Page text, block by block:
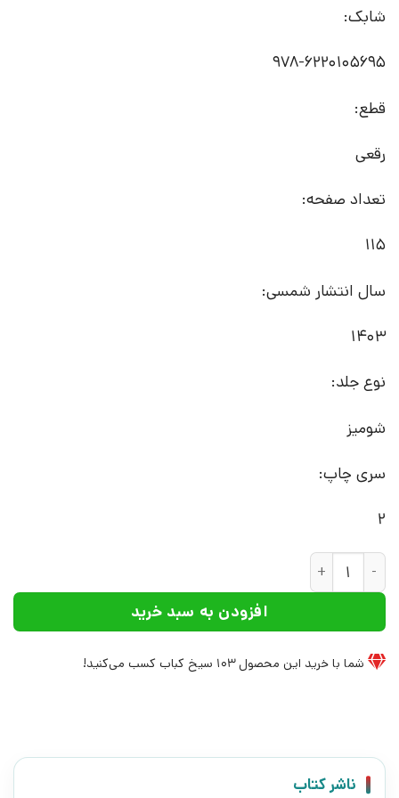
شابک:
978-6220105695
قطع:
رقعی
تعداد صفحه:
115
سال انتشار شمسی:
1403
نوع جلد:
شومیز
سری چاپ:
2
کتاب مرثیه برای پدرم | انتشارات نشر چشمه عدد
افزودن به سبد خرید
شما با خرید این محصول103 سیخ کباب کسب می‌کنید!
ناشر کتاب